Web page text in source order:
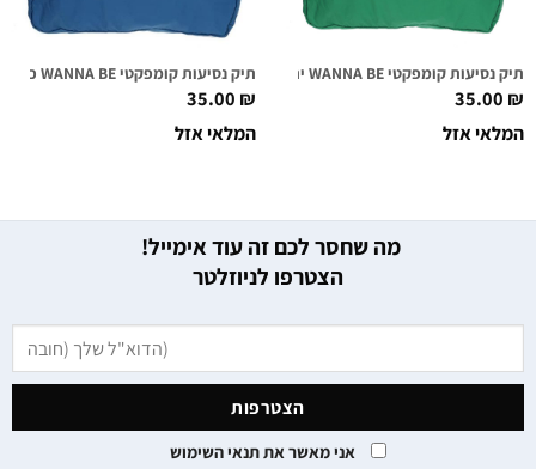
תיק נסיעות קומפקטי WANNA BE ירוק
35.00₪
המלאי אזל
תיק נסיעות קומפקטי WANNA BE כחול
35.00₪
המלאי אזל
מה שחסר לכם זה עוד אימייל!
הצטרפו לניוזלטר
אני מאשר את תנאי השימוש